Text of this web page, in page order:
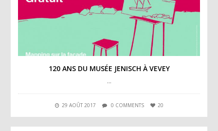
120 ANS DU MUSÉE JENISCH À VEVEY
…
29 AOÛT 2017 0 COMMENTS 20